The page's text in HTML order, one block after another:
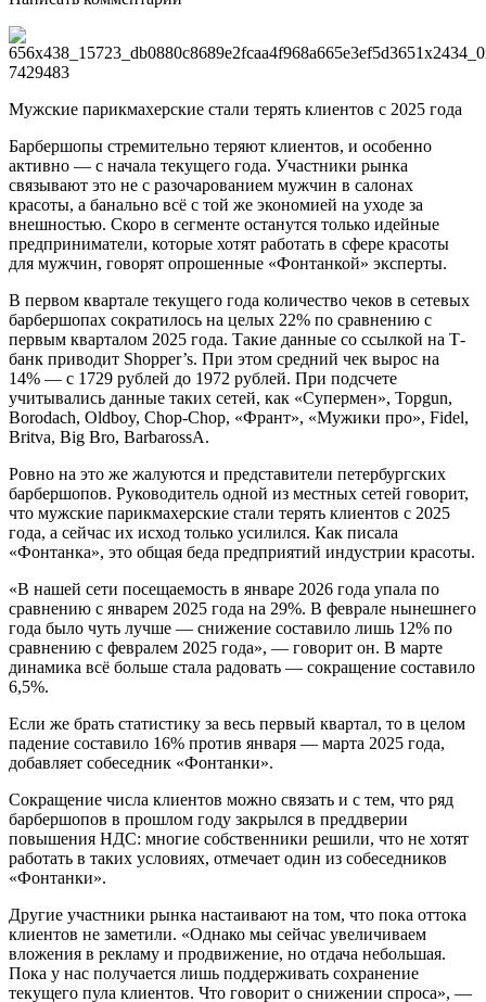
Мужские парикмахерские стали терять клиентов с 2025 года
Барбершопы стремительно теряют клиентов, и особенно
активно — с начала текущего года. Участники рынка
связывают это не с разочарованием мужчин в салонах
красоты, а банально всё с той же экономией на уходе за
внешностью. Скоро в сегменте останутся только идейные
предприниматели, которые хотят работать в сфере красоты
для мужчин, говорят опрошенные «Фонтанкой» эксперты.
В первом квартале текущего года количество чеков в сетевых
барбершопах сократилось на целых 22% по сравнению с
первым кварталом 2025 года. Такие данные со ссылкой на Т-
банк приводит Shopper’s. При этом средний чек вырос на
14% — с 1729 рублей до 1972 рублей. При подсчете
учитывались данные таких сетей, как «Супермен», Topgun,
Borodach, Oldboy, Chop-Chop, «Франт», «Мужики про», Fidel,
Britva, Big Bro, BarbarossA.
Ровно на это же жалуются и представители петербургских
барбершопов. Руководитель одной из местных сетей говорит,
что мужские парикмахерские стали терять клиентов с 2025
года, а сейчас их исход только усилился. Как писала
«Фонтанка», это общая беда предприятий индустрии красоты.
«В нашей сети посещаемость в январе 2026 года упала по
сравнению с январем 2025 года на 29%. В феврале нынешнего
года было чуть лучше — снижение составило лишь 12% по
сравнению с февралем 2025 года», — говорит он. В марте
динамика всё больше стала радовать — сокращение составило
6,5%.
Если же брать статистику за весь первый квартал, то в целом
падение составило 16% против января — марта 2025 года,
добавляет собеседник «Фонтанки».
Сокращение числа клиентов можно связать и с тем, что ряд
барбершопов в прошлом году закрылся в преддверии
повышения НДС: многие собственники решили, что не хотят
работать в таких условиях, отмечает один из собеседников
«Фонтанки».
Другие участники рынка настаивают на том, что пока оттока
клиентов не заметили. «Однако мы сейчас увеличиваем
вложения в рекламу и продвижение, но отдача небольшая.
Пока у нас получается лишь поддерживать сохранение
текущего пула клиентов. Что говорит о снижении спроса», —